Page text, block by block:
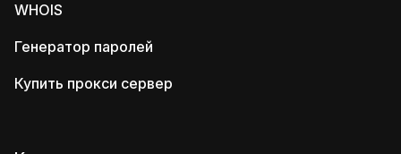
WHOIS
Генератор паролей
Купить прокси сервер